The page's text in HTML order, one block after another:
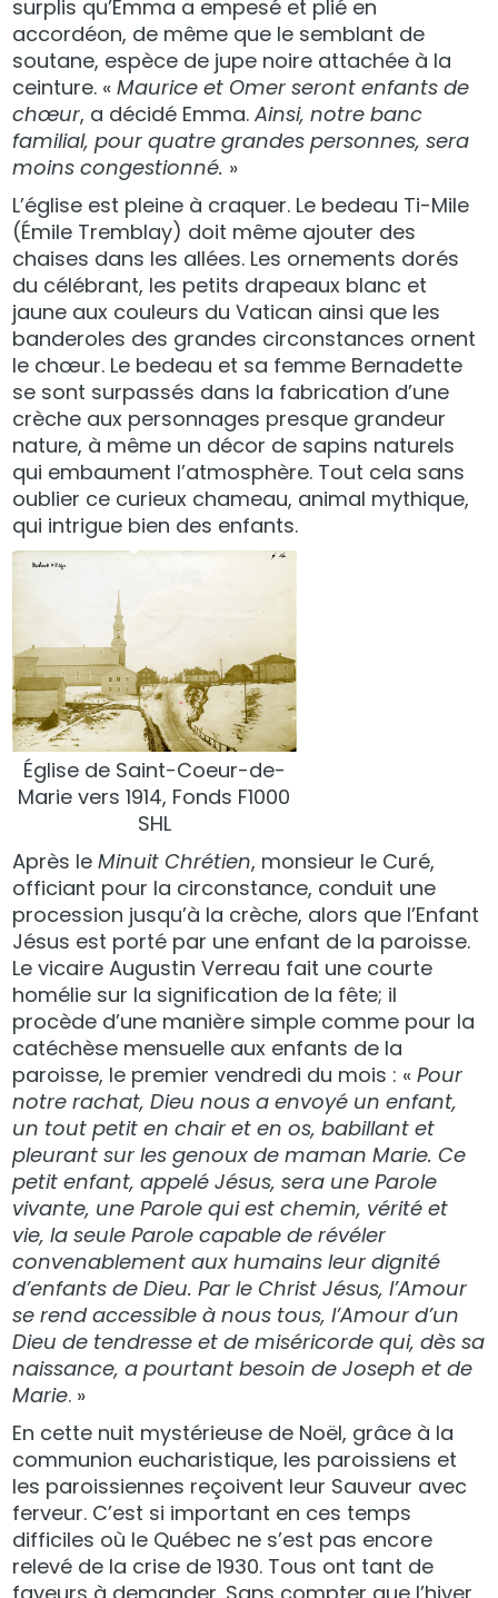
surplis qu’Emma a empesé et plié en
accordéon, de même que le semblant de
soutane, espèce de jupe noire attachée à la
ceinture. «Maurice et Omer seront enfants de
chœur, a décidé Emma.Ainsi, notre banc
familial, pour quatre grandes personnes, sera
moins congestionné. »
L’église est pleine à craquer. Le bedeau Ti-Mile
(Émile Tremblay) doit même ajouter des
chaises dans les allées. Les ornements dorés
du célébrant, les petits drapeaux blanc et
jaune aux couleurs du Vatican ainsi que les
banderoles des grandes circonstances ornent
le chœur. Le bedeau et sa femme Bernadette
se sont surpassés dans la fabrication d’une
crèche aux personnages presque grandeur
nature, à même un décor de sapins naturels
qui embaument l’atmosphère. Tout cela sans
oublier ce curieux chameau, animal mythique,
qui intrigue bien des enfants.
Église de Saint-Coeur-de-
Marie vers 1914, Fonds F1000
SHL
Après leMinuit Chrétien, monsieur le Curé,
officiant pour la circonstance, conduit une
procession jusqu’à la crèche, alors que l’Enfant
Jésus est porté par une enfant de la paroisse.
Le vicaire Augustin Verreau fait une courte
homélie sur la signification de la fête; il
procède d’une manière simple comme pour la
catéchèse mensuelle aux enfants de la
paroisse, le premier vendredi du mois : «Pour
notre rachat, Dieu nous a envoyé un enfant,
un tout petit en chair et en os, babillant et
pleurant sur les genoux de maman Marie. Ce
petit enfant, appelé Jésus, sera une Parole
vivante, une Parole qui est chemin, vérité et
vie, la seule Parole capable de révéler
convenablement aux humains leur dignité
d’enfants de Dieu. Par le Christ Jésus, l’Amour
se rend accessible à nous tous, l’Amour d’un
Dieu de tendresse et de miséricorde qui, dès sa
naissance, a pourtant besoin de Joseph et de
Marie. »
En cette nuit mystérieuse de Noël, grâce à la
communion eucharistique, les paroissiens et
les paroissiennes reçoivent leur Sauveur avec
ferveur. C’est si important en ces temps
difficiles où le Québec ne s’est pas encore
relevé de la crise de 1930. Tous ont tant de